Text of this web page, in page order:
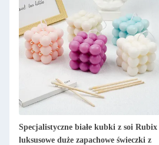
Dom Dekoracja Rzemiosło
kreatywna nowość prezent